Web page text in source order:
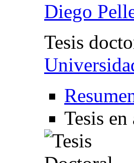
Diego
Tesis
Tesis